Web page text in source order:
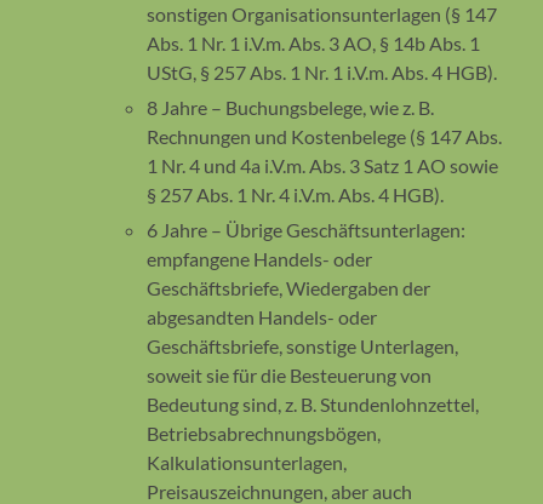
sonstigen Organisationsunterlagen (§ 147
Abs. 1 Nr. 1 i.V.m. Abs. 3 AO, § 14b Abs. 1
UStG, § 257 Abs. 1 Nr. 1 i.V.m. Abs. 4 HGB).
8 Jahre – Buchungsbelege, wie z. B.
Rechnungen und Kostenbelege (§ 147 Abs.
1 Nr. 4 und 4a i.V.m. Abs. 3 Satz 1 AO sowie
§ 257 Abs. 1 Nr. 4 i.V.m. Abs. 4 HGB).
6 Jahre – Übrige Geschäftsunterlagen:
empfangene Handels- oder
Geschäftsbriefe, Wiedergaben der
abgesandten Handels- oder
Geschäftsbriefe, sonstige Unterlagen,
soweit sie für die Besteuerung von
Bedeutung sind, z. B. Stundenlohnzettel,
Betriebsabrechnungsbögen,
Kalkulationsunterlagen,
Preisauszeichnungen, aber auch